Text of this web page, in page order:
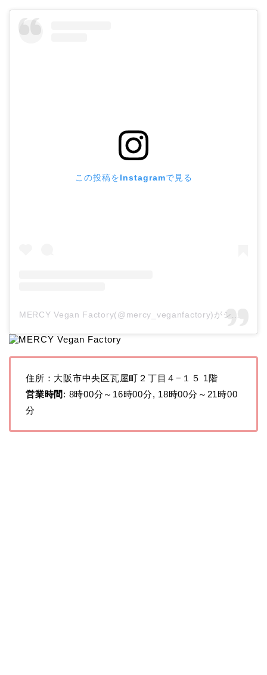
この投稿をInstagramで見る
住所：大阪市中央区瓦屋町２丁目４−１５ 1階
営業時間 : 8時00分～16時00分, 18時00分～21時00
分